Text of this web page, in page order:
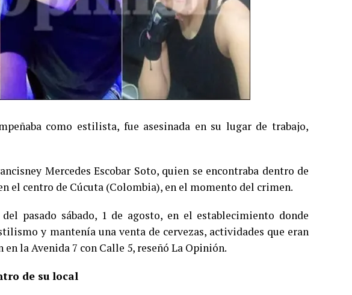
como estilista, fue asesinada en su lugar de trabajo,
Mercedes Escobar Soto, quien se encontraba dentro de
el centro de Cúcuta (Colombia), en el momento del crimen.
pasado sábado, 1 de agosto, en el establecimiento donde
y mantenía una venta de cervezas, actividades que eran
la Avenida 7 con Calle 5, reseñó La Opinión.
de su local